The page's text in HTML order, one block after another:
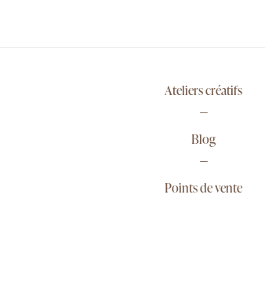
Ateliers créatifs
Blog
Points de vente